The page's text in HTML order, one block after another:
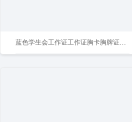
蓝色学生会工作证工作证胸卡胸牌证件卡模板员工证件